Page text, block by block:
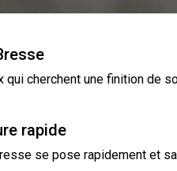
qui cherchent une finition de
rapide
se pose rapidement et